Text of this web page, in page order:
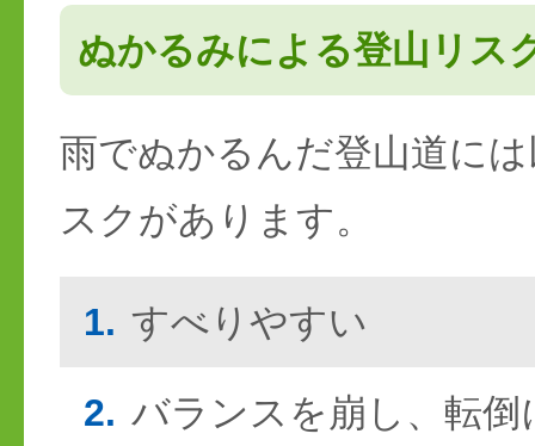
ぬかるみによる登山リス
雨でぬかるんだ登山道に
スクがあります。
1. すべりやすい
2. バランスを崩し、転